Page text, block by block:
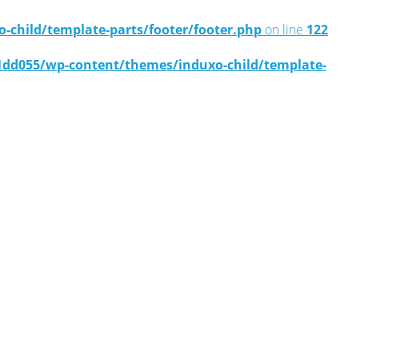
child/template-parts/footer/footer.php on line 122
wp-content/themes/induxo-child/template-